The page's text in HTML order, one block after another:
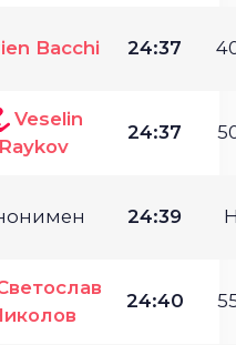
Bacchi 24:37
Veselin
Raykov
24:37
24:39
24:40